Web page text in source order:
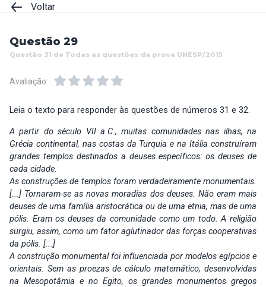
Voltar
Questão 29
Questão 31 de Todas as questões da prova UNESP/2015
Avaliação:
Leia o texto para responder às questões de números 31 e 32.
A partir do século VII a.C., muitas comunidades nas ilhas, na
Grécia continental, nas costas da Turquia e na Itália construíram
grandes templos destinados a deuses específicos: os deuses de
cada cidade.
As construções de templos foram verdadeiramente monumentais.
[...] Tornaram-se as novas moradias dos deuses. Não eram mais
deuses de uma família aristocrática ou de uma etnia, mas de uma
pólis. Eram os deuses da comunidade como um todo. A religião
surgiu, assim, como um fator aglutinador das forças cooperativas
da pólis. [...]
A construção monumental foi influenciada por modelos egípcios e
orientais. Sem as proezas de cálculo matemático, desenvolvidas
na Mesopotâmia e no Egito, os grandes monumentos gregos